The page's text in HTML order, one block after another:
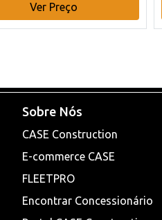
Ver Preço
Sobre Nós
CASE Construction
E-commerce CASE
FLEETPRO
Encontrar Concessionário